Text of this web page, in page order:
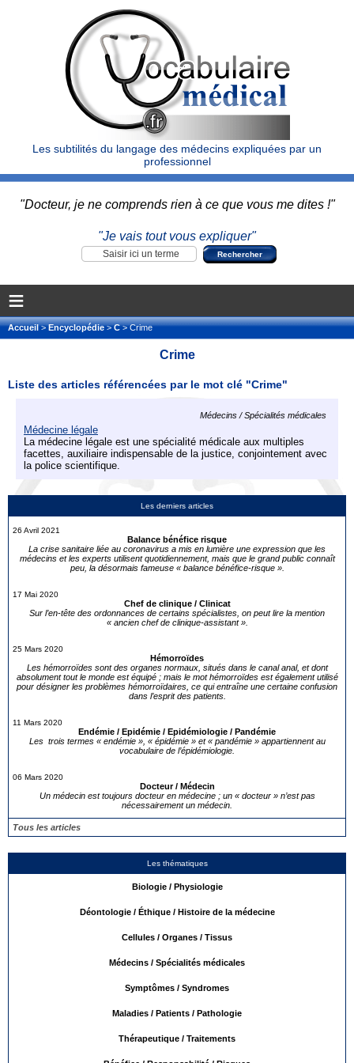
Les subtilités du langage des médecins expliquées par un
professionnel
"Docteur, je ne comprends rien à ce que vous me dites !"
"Je vais tout vous expliquer"
≡
Accueil>Encyclopédie>C> Crime
Les derniers articles
26 Avril 2021
Balance bénéfice risque
La crise sanitaire liée au coronavirus a mis en lumière une expression que les
médecins et les experts utilisent quotidiennement, mais que le grand public connaît
peu, la désormais fameuse « balance bénéfice-risque ».
17 Mai 2020
Chef de clinique / Clinicat
Sur l’en-tête des ordonnances de certains spécialistes, on peut lire la mention
« ancien chef de clinique-assistant ».
25 Mars 2020
Hémorroïdes
Les hémorroïdes sont des organes normaux, situés dans le canal anal, et dont
absolument tout le monde est équipé ; mais le mot hémorroïdes est également utilisé
pour désigner les problèmes hémorroïdaires, ce qui entraîne une certaine confusion
dans l’esprit des patients.
11 Mars 2020
Endémie / Epidémie / Epidémiologie / Pandémie
Les trois termes « endémie », « épidémie » et « pandémie » appartiennent au
vocabulaire de l’épidémiologie.
06 Mars 2020
Docteur / Médecin
Un médecin est toujours docteur en médecine ; un « docteur » n’est pas
nécessairement un médecin.
Tous les articles
Les thématiques
Biologie / Physiologie
Déontologie / Éthique / Histoire de la médecine
Cellules / Organes / Tissus
Médecins / Spécialités médicales
Symptômes / Syndromes
Maladies / Patients / Pathologie
Thérapeutique / Traitements
Crime
Liste des articles référencées par le mot clé "Crime"
Médecins / Spécialités médicales
Médecine légale
La médecine légale est une spécialité médicale aux multiples
facettes, auxiliaire indispensable de la justice, conjointement avec
la police scientifique.